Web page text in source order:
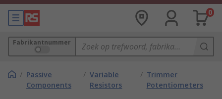
0
Fabrikantnummer
/ Passive
Components
/ Variable
Resistors
/ Trimmer
Potentiometers